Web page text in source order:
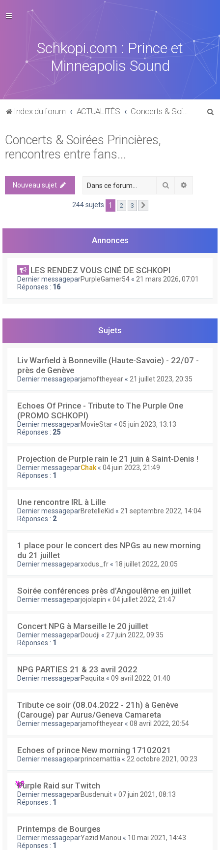
Schkopi.com : Prince et
Minneapolis Sound
Index du forum ACTUALITÉS Concerts & Soirées Princières, rencontres entre fans...
Concerts & Soirées Princières,
rencontres entre fans...
Nouveau sujet Rechercher
244 sujets 1 2 3
Annonces
LES RENDEZ VOUS CINÉ DE SCHKOPI
Dernier messageparPurpleGamer54 « 21 mars 2026, 07:01
Réponses : 16
Sujets
Liv Warfield à Bonneville (Haute-Savoie) - 22/07 -
près de Genève
Dernier messageparjamoftheyear « 21 juillet 2023, 20:35
Echoes Of Prince - Tribute to The Purple One
(PROMO SCHKOPI)
Dernier messageparMovieStar « 05 juin 2023, 13:13
Réponses : 25
Projection de Purple rain le 21 juin à Saint-Denis !
Dernier messageparChak « 04 juin 2023, 21:49
Réponses : 1
Une rencontre IRL à Lille
Dernier messageparBretelleKid « 21 septembre 2022, 14:04
Réponses : 2
1 place pour le concert des NPGs au new morning
du 21 juillet
Dernier messageparxodus_fr « 18 juillet 2022, 20:05
Soirée conférences près d’Angoulême en juillet
Dernier messageparjojolapin « 04 juillet 2022, 21:47
Concert NPG à Marseille le 20 juillet
Dernier messageparDoudji « 27 juin 2022, 09:35
Réponses : 1
NPG PARTIES 21 & 23 avril 2022
Dernier messageparPaquita « 09 avril 2022, 01:40
Tribute ce soir (08.04.2022 - 21h) à Genève
(Carouge) par Aurus/Geneva Camareta
Dernier messageparjamoftheyear « 08 avril 2022, 20:54
Echoes of prince New morning 17102021
Dernier messageparprincemattia « 22 octobre 2021, 00:23
Purple Raid sur Twitch
Dernier messageparBusdenuit « 07 juin 2021, 08:13
Réponses : 1
Printemps de Bourges
Dernier messageparYazid Manou « 10 mai 2021, 14:43
Réponses : 1